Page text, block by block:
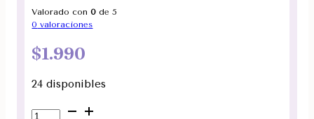
Valorado con0 de 5
0 valoraciones
$1.990
24 disponibles
Difusor